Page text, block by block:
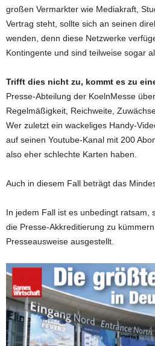
großen Vermarkter wie Mediakraft,
Vertrag steht, sollte sich an seinen
wenden, denn diese Netzwerke
Kontingente und sind teilweise sogar
Trifft dies nicht zu, kommt es zu
Presse-Abteilung der KoelnMesse
Regelmäßigkeit, Reichweite,
Wer zuletzt ein wackeliges Handy-
auf seinen Youtube-Kanal mit 200
also eher schlechte Karten haben.
Auch in diesem Fall beträgt das
In jedem Fall ist es unbedingt ratsam,
die Presse-Akkreditierung zu
Presseausweise ausgestellt.